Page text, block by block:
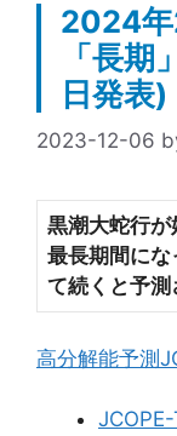
2024年
「長
日発表)
2023-12-06
黒潮大蛇行
最長期間にな
て続くと予測
高分解能予測